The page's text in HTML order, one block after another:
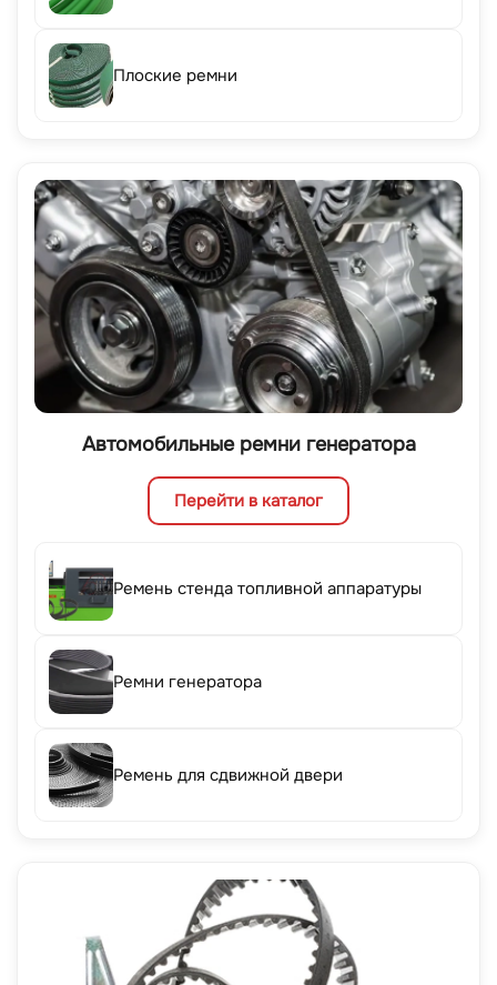
Плоские ремни
Автомобильные ремни генератора
Перейти в каталог
Ремень стенда топливной аппаратуры
Ремни генератора
Ремень для сдвижной двери